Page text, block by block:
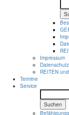
Impressum
Datenschutz
REITEN
Termine
Service
Suchen